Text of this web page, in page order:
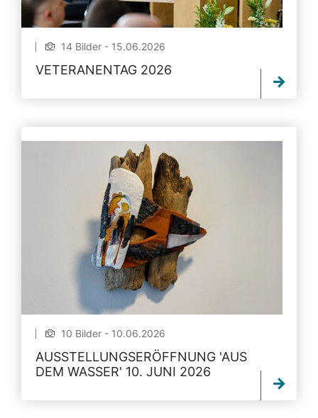
14 Bilder - 15.06.2026
VETERANENTAG 2026
10 Bilder - 10.06.2026
AUSSTELLUNGSERÖFFNUNG 'AUS
DEM WASSER' 10. JUNI 2026